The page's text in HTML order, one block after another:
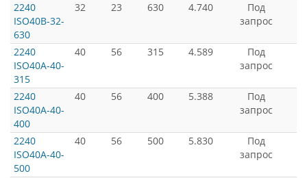
2240
ISO40B-32-
630
32 23 630 4.740
Под
запрос
2240
ISO40A-40-
315
40 56 315 4.589
Под
запрос
2240
ISO40A-40-
400
40 56 400 5.388
Под
запрос
2240
ISO40A-40-
500
40 56 500 5.830
Под
запрос